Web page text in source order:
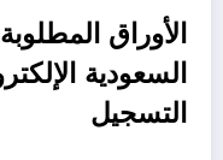
الأوراق
السعودية
التسجيل